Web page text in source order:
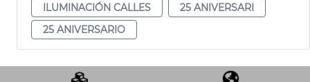
ILUMINACIÓN CALLES
25 ANIVERSARI
25 ANIVERSARIO